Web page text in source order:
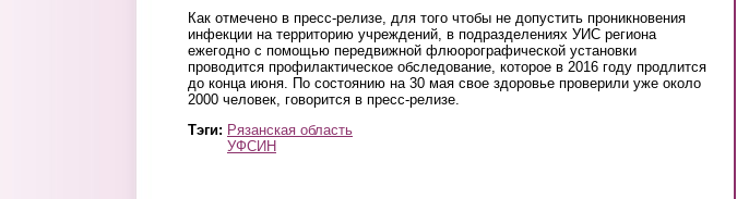
Как отмечено в пресс-релизе, для того чтобы не допустить проникновения
инфекции на территорию учреждений, в подразделениях УИС региона
ежегодно с помощью передвижной флюорографической установки
проводится профилактическое обследование, которое в 2016 году продлится
до конца июня. По состоянию на 30 мая свое здоровье проверили уже около
2000 человек, говорится в пресс-релизе.
Тэги: Рязанская область
УФСИН